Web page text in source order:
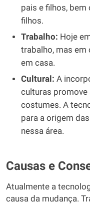
pais e filhos,
filhos.
Trabalho: Hoje
trabalho, mas
em casa.
Cultural: A
culturas promove
costumes. A
para a origem
nessa área.
Causas e
Atualmente a
causa da mudança.